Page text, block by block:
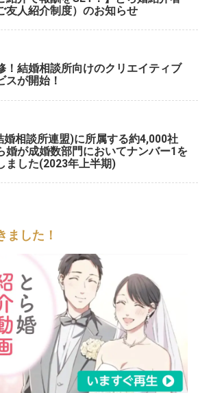
友人紹介制度）のお知らせ
！結婚相談所向けのクリエイティブ
スが開始！
婚相談所連盟)に所属する約4,000社
婚が成婚数部門においてナンバー1を
ました(2023年上半期)
ました！